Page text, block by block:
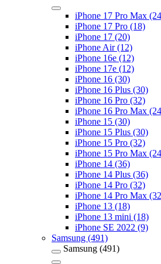
iPhone 17 Pro Max
iPhone 17 Pro (18)
iPhone 17 (20)
iPhone Air (12)
iPhone 16e (12)
iPhone 17e (12)
iPhone 16 (30)
iPhone 16 Plus (30)
iPhone 16 Pro (32)
iPhone 16 Pro Max
iPhone 15 (30)
iPhone 15 Plus (30)
iPhone 15 Pro (32)
iPhone 15 Pro Max
iPhone 14 (36)
iPhone 14 Plus (36)
iPhone 14 Pro (32)
iPhone 14 Pro Max
iPhone 13 (18)
iPhone 13 mini (18)
iPhone SE 2022 (9)
Samsung (491)
Samsung (491)